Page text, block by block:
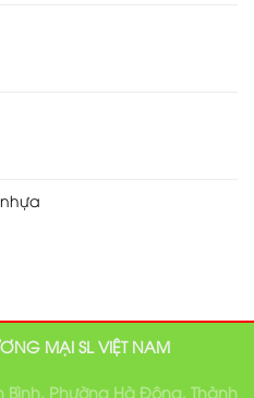
MẠI SL VIỆT NAM
Phường Hà Đông, Thành